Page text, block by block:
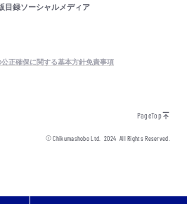
目録ソーシャルメディア
正確保に関する基本方針免責事項
PageTop
© Chikumashobo Ltd.2024 All Rights Reserved.